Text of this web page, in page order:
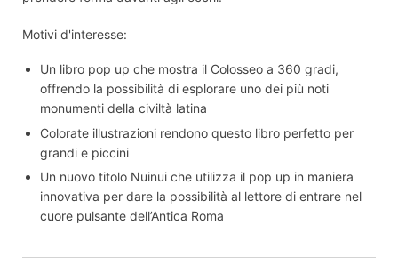
Motivi d'interesse:
Un libro pop up che mostra il Colosseo a 360 gradi,
offrendo la possibilità di esplorare uno dei più noti
monumenti della civiltà latina
Colorate illustrazioni rendono questo libro perfetto per
grandi e piccini
Un nuovo titolo Nuinui che utilizza il pop up in maniera
innovativa per dare la possibilità al lettore di entrare nel
cuore pulsante dell’Antica Roma